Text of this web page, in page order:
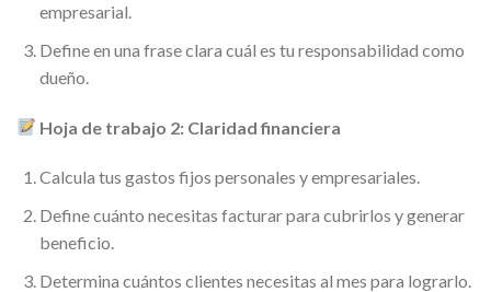
empresarial.
Define en una frase clara cuál es tu responsabilidad como
dueño.
Hoja de trabajo 2: Claridad financiera
Calcula tus gastos fijos personales y empresariales.
Define cuánto necesitas facturar para cubrirlos y generar
beneficio.
Determina cuántos clientes necesitas al mes para lograrlo.